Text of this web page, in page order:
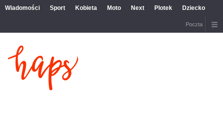
Wiadomości Sport Kobieta Moto Next Plotek Dziecko
Poczta